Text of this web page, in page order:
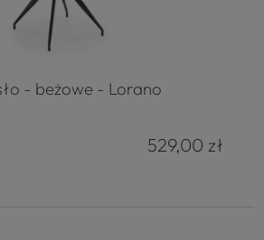
- beżowe - Lorano
529,00 zł